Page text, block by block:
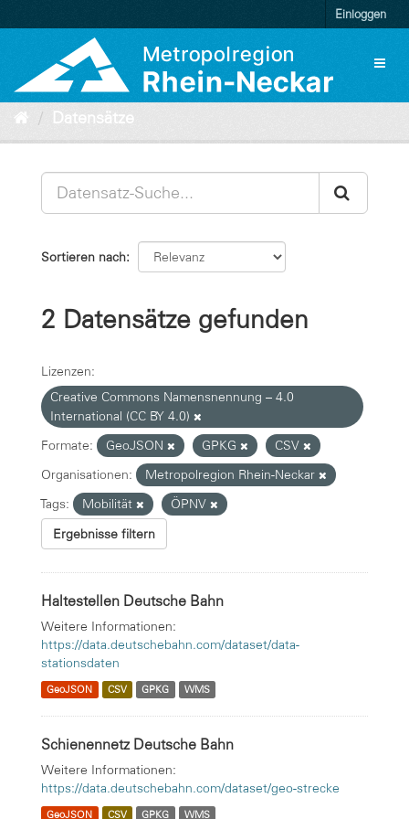
zum
Einloggen
Datensätze
Sortieren nach
2 Datensätze gefunden
Lizenzen:
Creative Commons Namensnennung – 4.0
International (CC BY 4.0)
Formate:
GeoJSON GPKG
CSV
Organisationen:
Metropolregion Rhein-Neckar
Tags:
Mobilität
ÖPNV
Ergebnisse filtern
Haltestellen Deutsche Bahn
Weitere Informationen:
https://data.deutschebahn.com/dataset/data-
stationsdaten
GeoJSON CSV GPKG WMS
Schienennetz Deutsche Bahn
Weitere Informationen:
https://data.deutschebahn.com/dataset/geo-strecke
GeoJSON CSV GPKG WMS